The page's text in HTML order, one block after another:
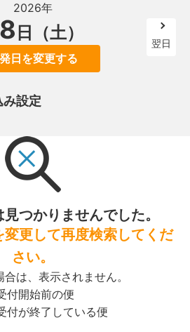
2026年
8 日（土）
日を変更する
翌日
み設定
つかりませんでした。
変更して再度検索してくだ
さい。
は、表示されません。
付開始前の便
付が終了している便